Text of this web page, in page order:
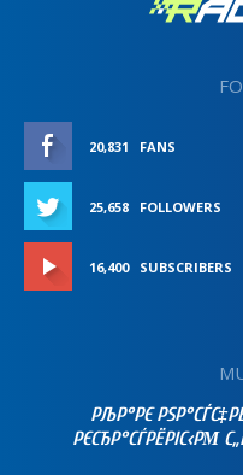
20,831 FANS
25,658 FOLLOWERS
16,400 SUBSCRIBERS
РЉР°РЄ
РЄСЂР°СЃРЁРІС‹РΜ